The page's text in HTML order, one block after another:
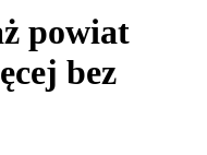
powiat
bez